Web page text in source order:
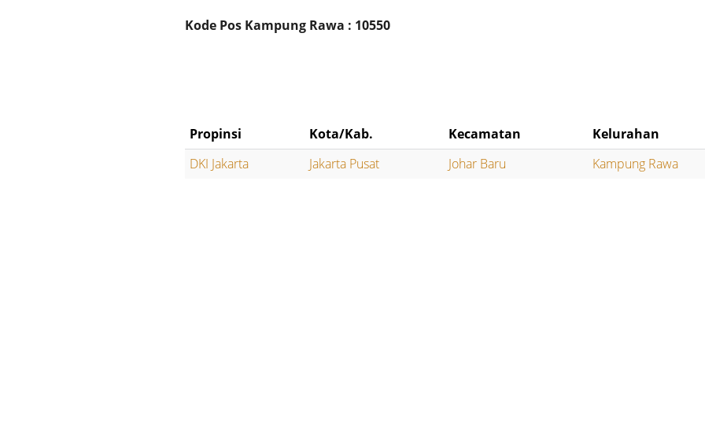
Kode Pos Kampung Rawa : 10550
Propinsi Kota/Kab. Kecamatan
Kelurahan
DKI Jakarta
Jakarta Pusat Johar Baru Kampung Rawa